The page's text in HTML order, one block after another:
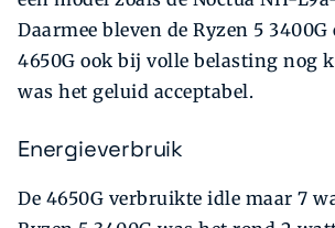
Daarmee bleven de Ryzen 5 3400G
4650G ook bij volle belasting nog
was het geluid acceptabel.
Energieverbruik
De 4650G verbruikte idle maar 7